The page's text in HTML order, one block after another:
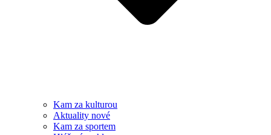
Kam za kulturou
Aktuality nové
Kam za sportem